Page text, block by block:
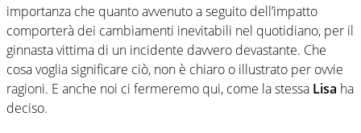
importanza che quanto avvenuto a seguito dell’impatto
comporterà dei cambiamenti inevitabili nel quotidiano, per il
ginnasta vittima di un incidente davvero devastante. Che
cosa voglia significare ciò, non è chiaro o illustrato per ovvie
ragioni. E anche noi ci fermeremo qui, come la stessa Lisa ha
deciso.